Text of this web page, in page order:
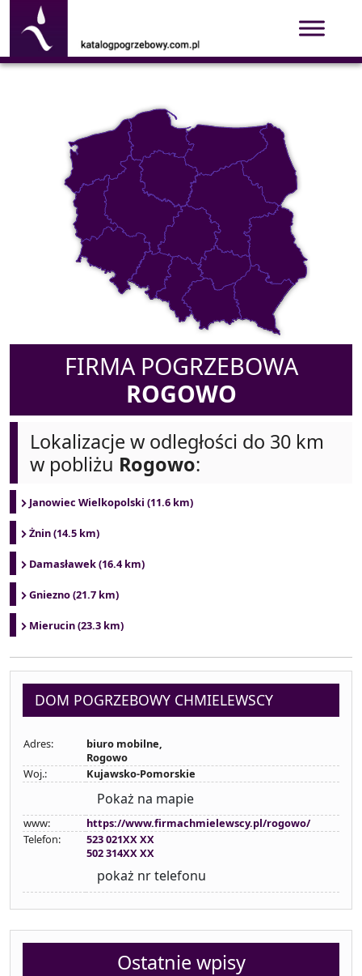
FIRMA POGRZEBOWA
ROGOWO
Lokalizacje w odległości do 30 km
w pobliżu Rogowo:
Janowiec Wielkopolski (11.6 km)
Żnin (14.5 km)
Damasławek (16.4 km)
Gniezno (21.7 km)
Mierucin (23.3 km)
DOM POGRZEBOWY CHMIELEWSCY
Adres:
biuro mobilne,
Rogowo
Woj.:
Kujawsko-Pomorskie
Pokaż na mapie
www:
https://www.firmachmielewscy.pl/rogowo/
Telefon:
523 021XX XX
502 314XX XX
pokaż nr telefonu
Ostatnie wpisy